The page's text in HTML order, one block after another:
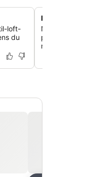
loft-
du
Døgnåben
Nyd en
på dagen
receptionen.